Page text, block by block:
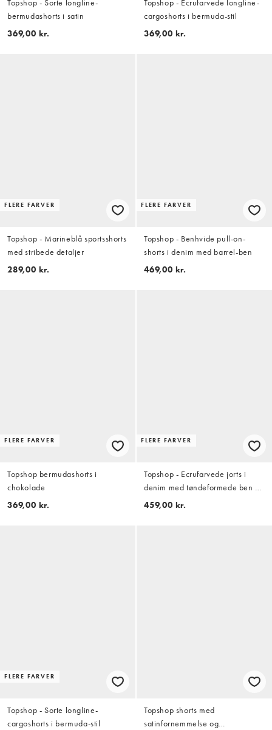
Topshop - Sorte longline-
bermudashorts i satin
369,00 kr.
Topshop - Ecrufarvede longline-
cargoshorts i bermuda-stil
369,00 kr.
FLERE FARVER
Topshop - Marineblå sportsshorts
med stribede detaljer
289,00 kr.
FLERE FARVER
Topshop - Benhvide pull-on-
shorts i denim med barrel-ben
469,00 kr.
FLERE FARVER
Topshop bermudashorts i
chokolade
369,00 kr.
FLERE FARVER
Topshop - Ecrufarvede jorts i
denim med tøndeformede ben og
sliddetaljer
459,00 kr.
FLERE FARVER
Topshop - Sorte longline-
cargoshorts i bermuda-stil
Topshop shorts med
satinfornemmelse og